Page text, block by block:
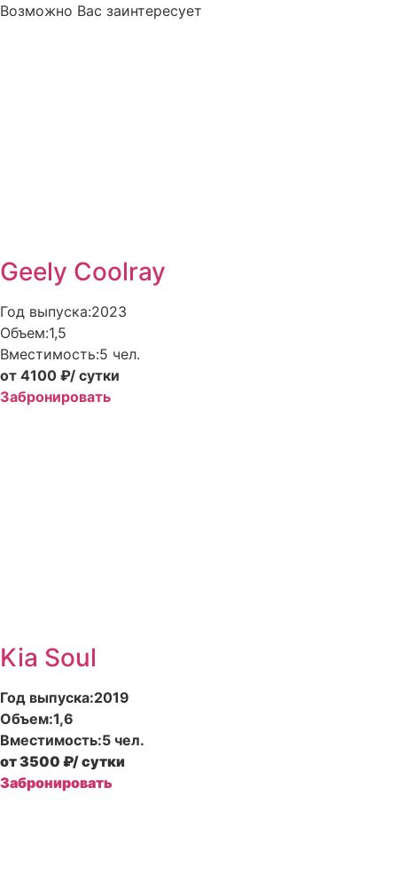
Возможно Вас заинтересует
Geely Coolray
Год выпуска:2023
Объем:1,5
Вместимость:5 чел.
от 4100 ₽/ сутки
Забронировать
Kia Soul
Год выпуска:2019
Объем:1,6
Вместимость:5 чел.
от 3500 ₽/ сутки
Забронировать